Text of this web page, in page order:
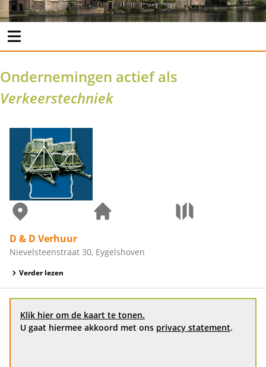
Ondernemingen actief als
Verkeerstechniek
D & D Verhuur
Nievelsteenstraat 30, Eygelshoven
Verder lezen
Klik hier om de kaart te tonen.
U gaat hiermee akkoord met ons privacy statement.